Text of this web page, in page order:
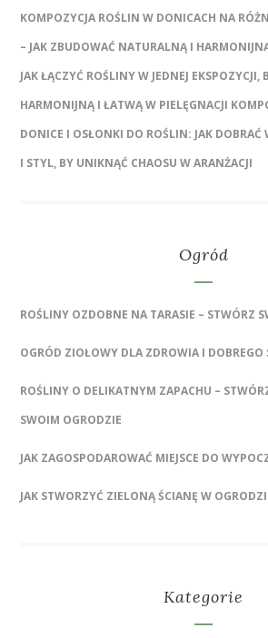
KOMPOZYCJA ROŚLIN W DONICACH NA
– JAK ZBUDOWAĆ NATURALNĄ I
JAK ŁĄCZYĆ ROŚLINY W JEDNEJ EKSPOZYCJI,
HARMONIJNĄ I ŁATWĄ W PIELĘGNACJI
DONICE I OSŁONKI DO ROŚLIN: JAK DOBRAĆ
I STYL, BY UNIKNĄĆ CHAOSU W ARANŻACJI
Ogród
ROŚLINY OZDOBNE NA TARASIE – STWÓRZ
OGRÓD ZIOŁOWY DLA ZDROWIA I DOBREGO
ROŚLINY O DELIKATNYM ZAPACHU –
SWOIM OGRODZIE
JAK ZAGOSPODAROWAĆ MIEJSCE DO
JAK STWORZYĆ ZIELONĄ ŚCIANĘ W
Kategorie